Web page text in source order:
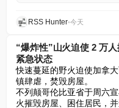
RSS Hunter•今天
“爆炸性”山火迫使 2 万
紧急状态
快速蔓延的野火迫使加拿
镇肆虐，焚毁房屋。
不列颠哥伦比亚省于周六
火摧毁房屋、困住居民，